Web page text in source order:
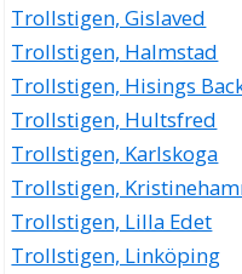
Trollstigen, Gislaved
Trollstigen, Halmstad
Trollstigen, Hisings
Trollstigen, Hultsfred
Trollstigen, Karlskoga
Trollstigen,
Trollstigen, Lilla Edet
Trollstigen, Linköping